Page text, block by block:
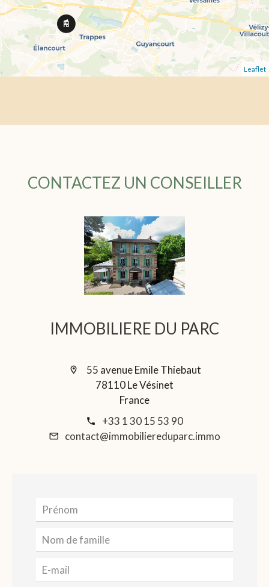
Leaflet
CONTACTEZ UN CONSEILLER
IMMOBILIERE DU PARC
55 avenue Emile Thiebaut
78110 Le Vésinet
France
+33 1 30 15 53 90
contact@immobiliereduparc.immo